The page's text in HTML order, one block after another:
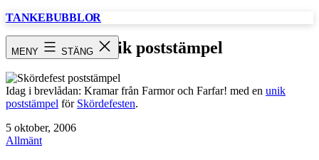
Hoppa
TANKEBUBBLOR
MENY STÄNG Unik poststämpel
Idag i brevlådan: Kramar från Farmor och Farfar! med en unik
poststämpel för Skördefesten.
Publicerat
den
5 oktober, 2006
Kategoriserat
Allmänt